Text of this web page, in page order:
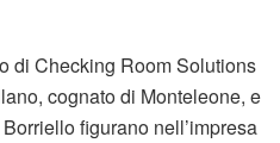
di Checking Room Solutions
cognato di Monteleone, e
figurano nell’impresa